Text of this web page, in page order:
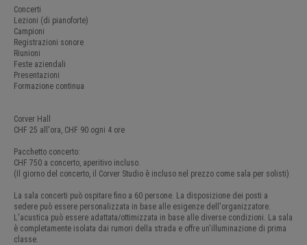
ULTERIORE...
Concerti
Lezioni (di pianoforte)
Campioni
Registrazioni sonore
Riunioni
Feste aziendali
Presentazioni
Formazione continua
Corver Hall
CHF 25 all'ora, CHF 90 ogni 4 ore
Pacchetto concerto:
CHF 750 a concerto, aperitivo incluso.
(Il giorno del concerto, il Corver Studio è incluso nel prezzo come sala per solisti)
La sala concerti può ospitare fino a 60 persone. La disposizione dei posti a
sedere può essere personalizzata in base alle esigenze dell'organizzatore.
L'acustica può essere adattata/ottimizzata in base alle diverse condizioni. La sala
è completamente isolata dai rumori della strada e offre un'illuminazione di prima
classe.